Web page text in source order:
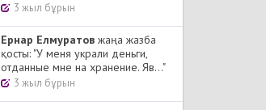
3 жыл бұрын
Ернар Елмуратов жаңа жазба
қосты: "У меня украли деньги,
отданные мне на хранение. Яв..."
3 жыл бұрын